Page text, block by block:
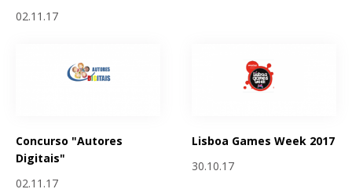
02.11.17
Concurso "Autores
Digitais"
02.11.17
Lisboa Games Week 2017
30.10.17